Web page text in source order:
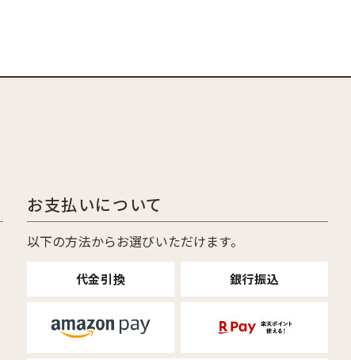
お支払いについて
以下の方法からお選びいただけます。
代金引換 銀行振込